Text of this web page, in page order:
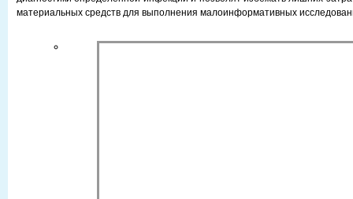
материальных средств для выполнения малоинформативных